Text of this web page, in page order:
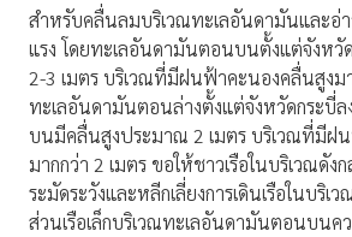
สำหรับคลื่นลมบริเวณทะเลอันดามันและอ่
แรง โดยทะเลอันดามันตอนบนตั้งแต่จังห
2-3 เมตร บริเวณที่มีฝนฟ้าคะนองคลื่นสูงม
ทะเลอันดามันตอนล่างตั้งแต่จังหวัดกระบี่
บนมีคลื่นสูงประมาณ 2 เมตร บริเวณที่มีฝ
มากกว่า 2 เมตร ขอให้ชาวเรือในบริเวณดัง
ระมัดระวังและหลีกเลี่ยงการเดินเรือในบริ
ส่วนเรือเล็กบริเวณทะเลอันดามันตอนบนค